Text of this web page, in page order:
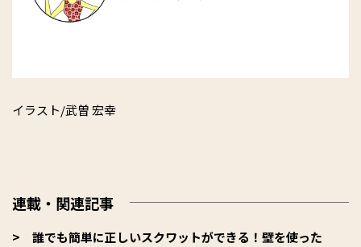
イラスト/武曽 宏幸
連載・関連記事
誰でも簡単に正しいスクワットができる！壁を使った